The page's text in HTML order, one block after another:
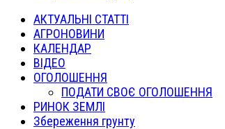
АКТУАЛЬНІ СТАТТІ
АГРОНОВИНИ
КАЛЕНДАР
ВІДЕО
ОГОЛОШЕННЯ
ПОДАТИ СВОЄ ОГОЛОШЕННЯ
РИНОК ЗЕМЛІ
Збереження грунту